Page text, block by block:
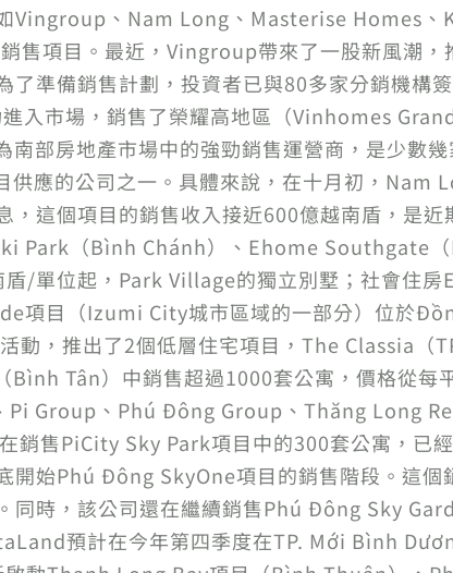
Vingroup、Nam Long、Masterise Homes
售項目。最近，Vingroup帶來了一股新風潮
了準備銷售計劃，投資者已與80多家分銷機構
入市場，銷售了榮耀高地區（Vinhomes
南部房地產市場中的強勁銷售運營商，是少數
供應的公司之一。具體來說，在十月初，Nam
，這個項目的銷售收入接近600億越南盾，是
Park（Bình Chánh）、Ehome Southgate
盾/單位起，Park Village的獨立別墅；社會住
項目（Izumi City城市區域的一部分）位於
動，推出了2個低層住宅項目，The Classia
Bình Tân）中銷售超過1000套公寓，價格從
Group、Phú Đông Group、Thăng Long
銷售PiCity Sky Park項目中的300套公寓，已
開始Phú Đông SkyOne項目的銷售階段。這
同時，該公司還在繼續銷售Phú Đông Sky
預計在今年第四季度在TP. Mới Bình